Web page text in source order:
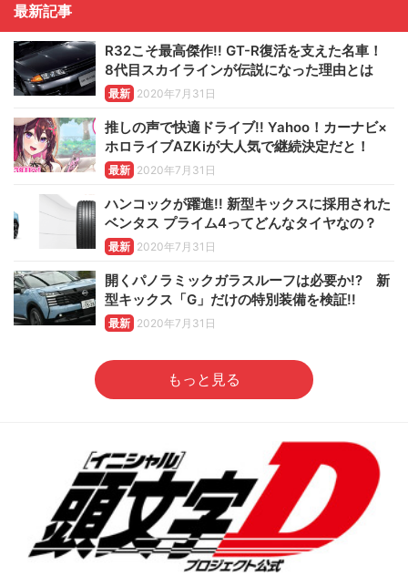
最新記事
R32こそ最高傑作!! GT-R復活を支えた名車！
8代目スカイラインが伝説になった理由とは
最新 2020年7月31日
推しの声で快適ドライブ!! Yahoo！カーナビ×
ホロライブAZKiが大人気で継続決定だと！
最新 2020年7月31日
ハンコックが躍進!! 新型キックスに採用された
ベンタス プライム4ってどんなタイヤなの？
最新 2020年7月31日
開くパノラミックガラスルーフは必要か!? 新
型キックス「G」だけの特別装備を検証!!
最新 2020年7月31日
もっと見る